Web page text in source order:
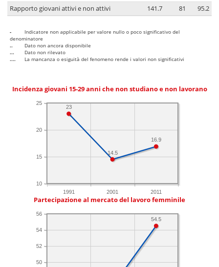
Rapporto giovani attivi e non attivi 141.7 81 95.2
-
Indicatore non applicabile per valore nullo o poco significativo del
denominatore
..
Dato non ancora disponibile
...
Dato non rilevato
....
La mancanza o esiguità del fenomeno rende i valori non significativi
Incidenza giovani 15-29 anni che non studiano e non lavorano
1991 2001 2011
10
15
20
25
16.9
14.5
23
Partecipazione al mercato del lavoro femminile
50
52
54
56
54.5